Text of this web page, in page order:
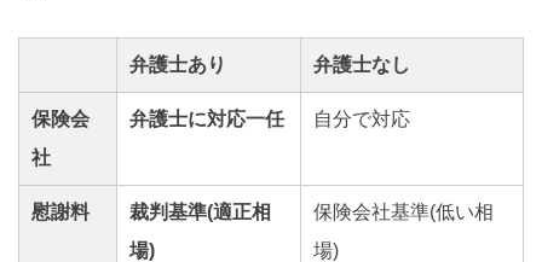
弁護士あり 弁護士なし
保険会
社
弁護士に対応一任 自分で対応
慰謝料
裁判基準(適正相
場)
保険会社基準(低い相
場)